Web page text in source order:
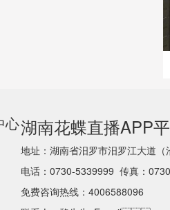
心湖南花蝶直播APP
地址：湖南省汨罗市汨罗江大道
电话：0730-5339999 传真：
免费咨询热线：4006588096